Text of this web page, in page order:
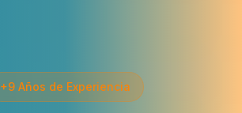
+9 Años de Experiencia